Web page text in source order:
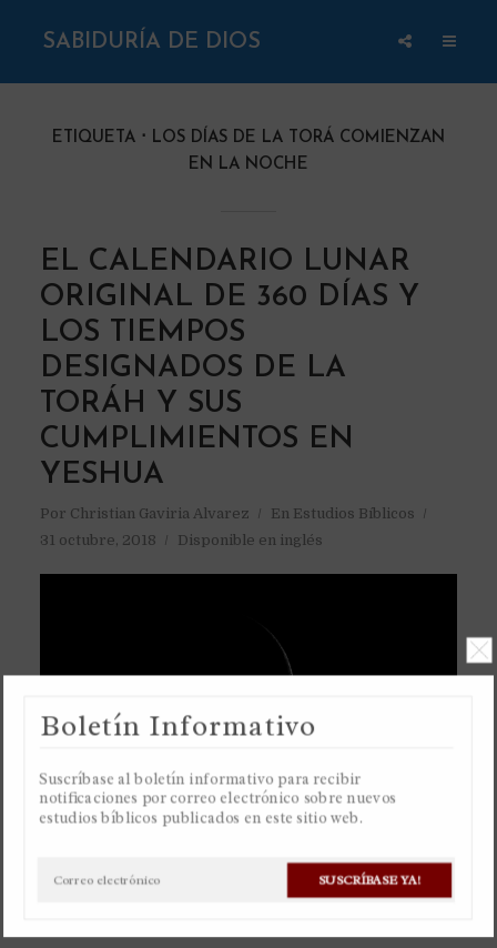
SABIDURÍA DE DIOS
ETIQUETA
LOS DÍAS DE LA TORÁ COMIENZAN
EN LA NOCHE
EL CALENDARIO LUNAR
ORIGINAL DE 360 DÍAS Y
LOS TIEMPOS
DESIGNADOS DE LA
TORÁH Y SUS
CUMPLIMIENTOS EN
YESHUA
Por Christian Gaviria Alvarez En Estudios Bíblicos
31 octubre, 2018
Disponible en inglés
El antiguo calendario de la Toráh es basado
únicamente en la luna, un calendario lunar.
SUSCRÍBASE YA!
Boletín Informativo
Suscríbase al boletín informativo para recibir
notificaciones por correo electrónico sobre nuevos
estudios bíblicos publicados en este sitio web.